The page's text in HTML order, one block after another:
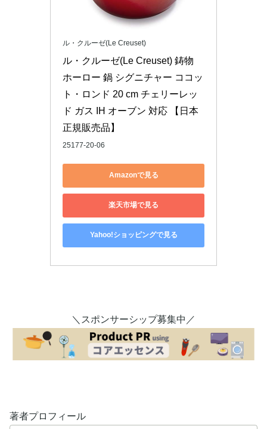
ル・クルーゼ(Le Creuset)
ル・クルーゼ(Le Creuset) 鋳物
ホーロー 鍋 シグニチャー ココッ
ト・ロンド 20 cm チェリーレッ
ド ガス IH オーブン 対応 【日本
正規販売品】
25177-20-06
Amazonで見る
楽天市場で見る
Yahoo!ショッピングで見る
＼スポンサーシップ募集中／
著者プロフィール